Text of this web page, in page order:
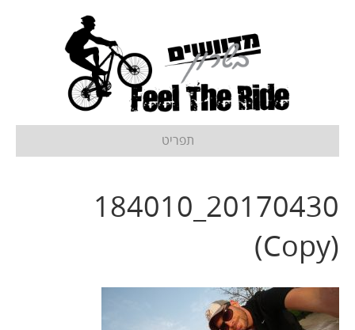
תפריט
20170430_184010
(Copy)